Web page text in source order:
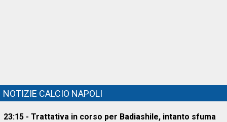
NOTIZIE CALCIO NAPOLI
23:15 - Trattativa in corso per Badiashile, intanto sfuma